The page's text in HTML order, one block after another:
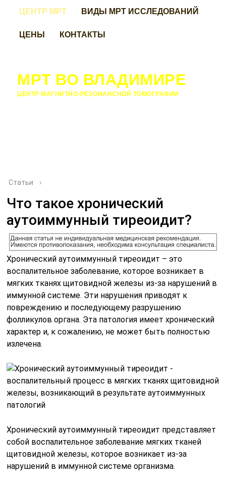
ЦЕНТР МРТ
ВИДЫ МРТ ИССЛЕДОВАНИЙ
ЦЕНЫ
КОНТАКТЫ
МРТ ВО ВЛАДИМИРЕ
ЦЕНТР МАГНИТНО-РЕЗОНАНСНОЙ ТОМОГРАФИИ
Статьи ›
Что такое хронический
аутоиммунный тиреоидит?
Хронический аутоиммунный тиреоидит – это
воспалительное заболевание, которое возникает в
мягких тканях щитовидной железы из-за нарушений в
иммунной системе. Эти нарушения приводят к
повреждению и последующему разрушению
фолликулов органа. Эта патология имеет хронический
характер и, к сожалению, не может быть полностью
излечена.
Хронический аутоиммунный тиреоидит представляет
собой воспалительное заболевание мягких тканей
щитовидной железы, которое возникает из-за
нарушений в иммунной системе организма.